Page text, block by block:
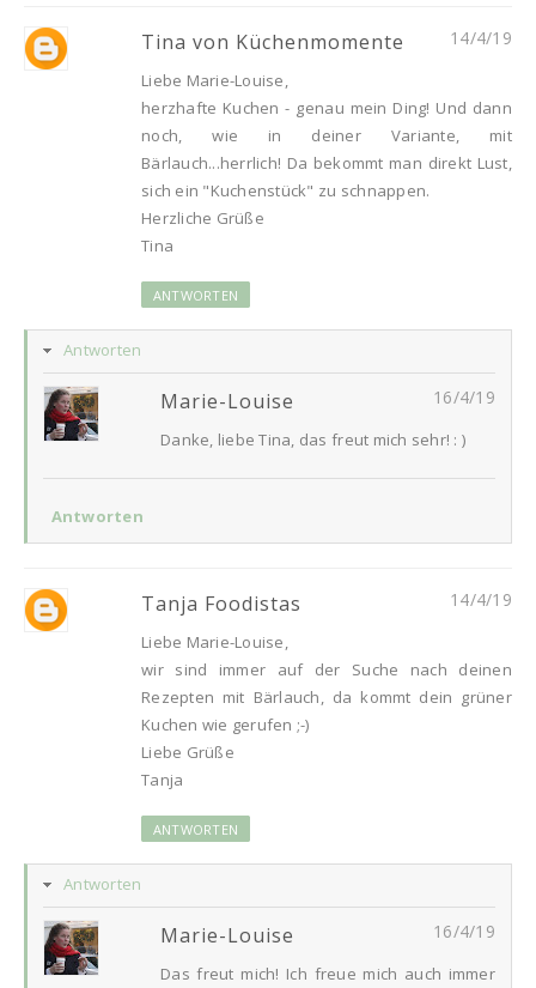
Tina von Küchenmomente 14/4/19
Liebe Marie-Louise,
herzhafte Kuchen - genau mein Ding! Und dann
noch, wie in deiner Variante, mit
Bärlauch...herrlich! Da bekommt man direkt Lust,
sich ein "Kuchenstück" zu schnappen.
Herzliche Grüße
Tina
ANTWORTEN
Antworten
Marie-Louise 16/4/19
Danke, liebe Tina, das freut mich sehr! : )
Antworten
Tanja Foodistas 14/4/19
Liebe Marie-Louise,
wir sind immer auf der Suche nach deinen
Rezepten mit Bärlauch, da kommt dein grüner
Kuchen wie gerufen ;-)
Liebe Grüße
Tanja
ANTWORTEN
Antworten
Marie-Louise 16/4/19
Das freut mich! Ich freue mich auch immer